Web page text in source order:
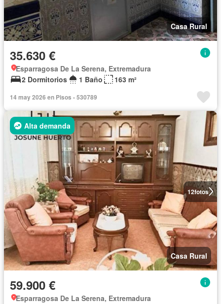
Casa Rural
35.630 €
Esparragosa De La Serena, Extremadura
2 Dormitorios
1 Baño 163 m²
14 may 2026 en Pisos - 530789
12fotos
Alta demanda
Casa Rural
59.900 €
Esparragosa De La Serena, Extremadura